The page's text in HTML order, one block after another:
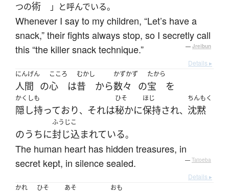
つの術 」と呼んでいる。
Whenever I say to my children, “Let’s have a
snack,” their fights always stop, so I secretly call
this “the killer snack technique.”
— Jreibun
Details ▸
にんげん
人間 の
こころ
心 は
むかし
昔 から
かずかず
数々 の
たから
宝 を
かくしも
隠し持っており、 それは
ひそ
秘かに
ほじ
保持され、
ちんもく
沈黙
のうちに
ふうじこ
封じ込まれている。
The human heart has hidden treasures, in
secret kept, in silence sealed.
— Tatoeba
Details ▸
かれ
ひそ あそ おも